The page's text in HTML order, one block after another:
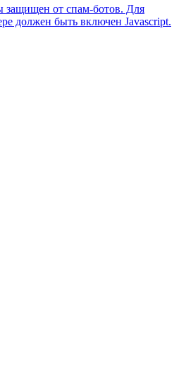
защищен от спам-ботов. Для
должен быть включен Javascript.